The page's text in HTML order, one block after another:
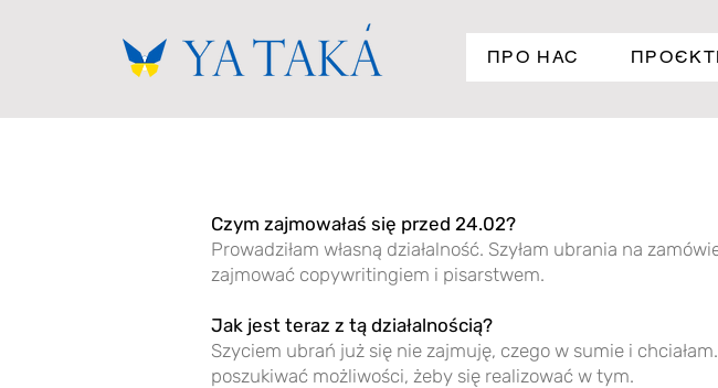
ПРО НАС
Czym zajmowałaś się przed 24.02?
Prowadziłam własną działalność. Szyłam ubrania na
zajmować copywritingiem i pisarstwem.
Jak jest teraz z tą działalnością?
Szyciem ubrań już się nie zajmuję, czego w sumie i
poszukiwać możliwości, żeby się realizować w tym.